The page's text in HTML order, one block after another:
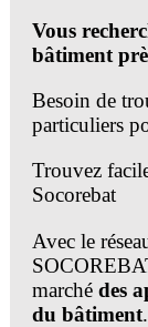
Vous
bâtiment
Besoin de
particuliers
Trouvez
Socorebat
Avec le
marché des
du bâtiment